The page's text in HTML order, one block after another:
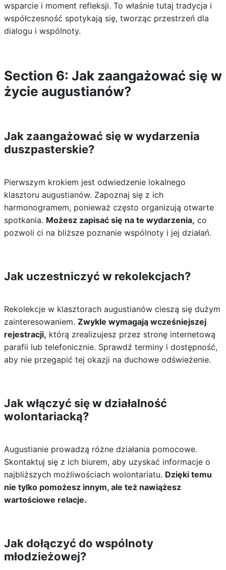
wsparcie i moment refleksji. To właśnie tutaj tradycja i
współczesność spotykają się, tworząc przestrzeń dla
dialogu i wspólnoty.
Section 6: Jak zaangażować się w
życie augustianów?
Jak zaangażować się w wydarzenia
duszpasterskie?
Pierwszym krokiem jest odwiedzenie lokalnego
klasztoru augustianów. Zapoznaj się z ich
harmonogramem, ponieważ często organizują otwarte
spotkania. Możesz zapisać się na te wydarzenia, co
pozwoli ci na bliższe poznanie wspólnoty i jej działań.
Jak uczestniczyć w rekolekcjach?
Rekolekcje w klasztorach augustianów cieszą się dużym
zainteresowaniem. Zwykle wymagają wcześniejszej
rejestracji, którą zrealizujesz przez stronę internetową
parafii lub telefonicznie. Sprawdź terminy i dostępność,
aby nie przegapić tej okazji na duchowe odświeżenie.
Jak włączyć się w działalność
wolontariacką?
Augustianie prowadzą różne działania pomocowe.
Skontaktuj się z ich biurem, aby uzyskać informacje o
najbliższych możliwościach wolontariatu. Dzięki temu
nie tylko pomożesz innym, ale też nawiążesz
wartościowe relacje.
Jak dołączyć do wspólnoty
młodzieżowej?